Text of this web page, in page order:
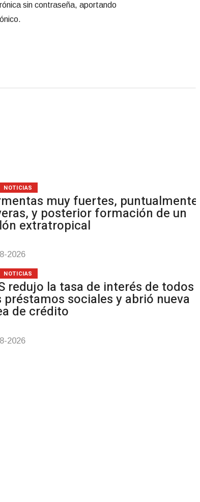
sin contraseña, aportando
muy fuertes, puntualmente
y posterior formación de un
extratropical
2026
NOTICIAS
redujo la tasa de interés de todos
préstamos sociales y abrió nueva
de crédito
2026
NOTICIAS